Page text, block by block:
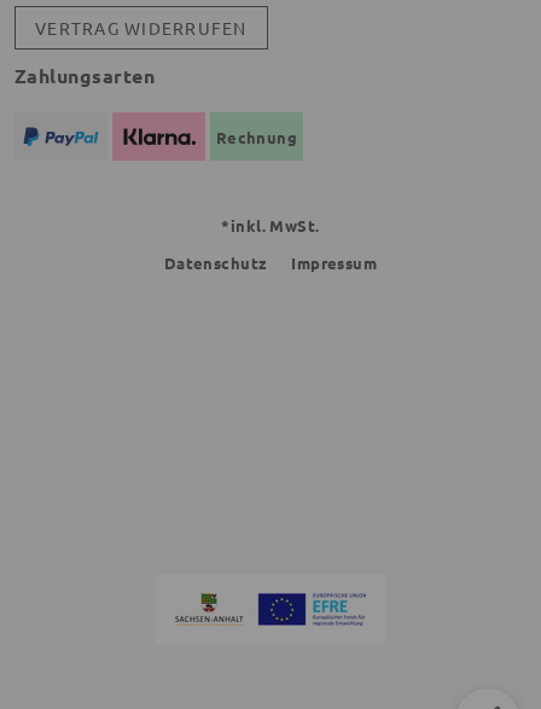
VERTRAG WIDERRUFEN
Zahlungsarten
Rechnung
*inkl. MwSt.
Datenschutz
Impressum